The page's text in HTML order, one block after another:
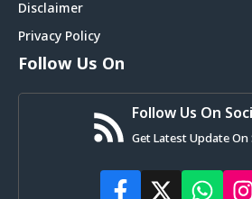
Disclaimer
Privacy Policy
Follow Us On
Follow Us On
Get Latest Update On